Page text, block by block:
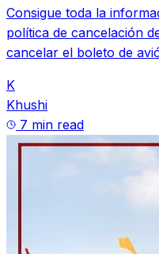
Consigue toda la
política de cancelación
cancelar el boleto de
K
Khushi
7 min read